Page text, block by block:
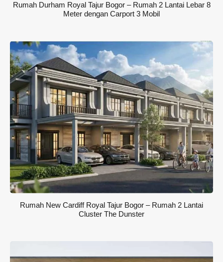
Rumah Durham Royal Tajur Bogor – Rumah 2 Lantai Lebar 8
Meter dengan Carport 3 Mobil
Rumah New Cardiff Royal Tajur Bogor – Rumah 2 Lantai
Cluster The Dunster